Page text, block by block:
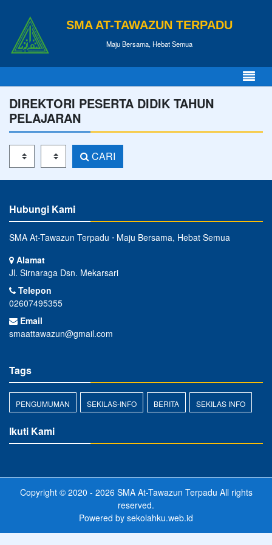
SMA AT-TAWAZUN TERPADU
Maju Bersama, Hebat Semua
DIREKTORI PESERTA DIDIK TAHUN
PELAJARAN
Tahun Pelajaran
Kelas CARI
Hubungi Kami
SMA At-Tawazun Terpadu ⋅ Maju Bersama, Hebat Semua
Alamat
Jl. Sirnaraga Dsn. Mekarsari
Telepon
02607495355
Email
smaattawazun@gmail.com
Tags
PENGUMUMAN SEKILAS-INFO BERITA SEKILAS INFO
Ikuti Kami
Copyright © 2020 - 2026 SMA At-Tawazun Terpadu All rights
reserved.
Powered by sekolahku.web.id